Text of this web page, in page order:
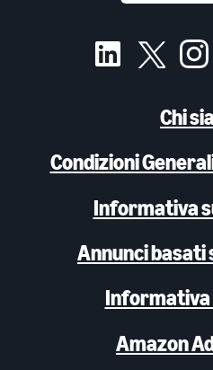
Chi
Condizioni
Informativa
Annunci
Informativa
Amazon